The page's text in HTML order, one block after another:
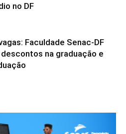
no DF
Faculdade Senac-DF
na graduação e